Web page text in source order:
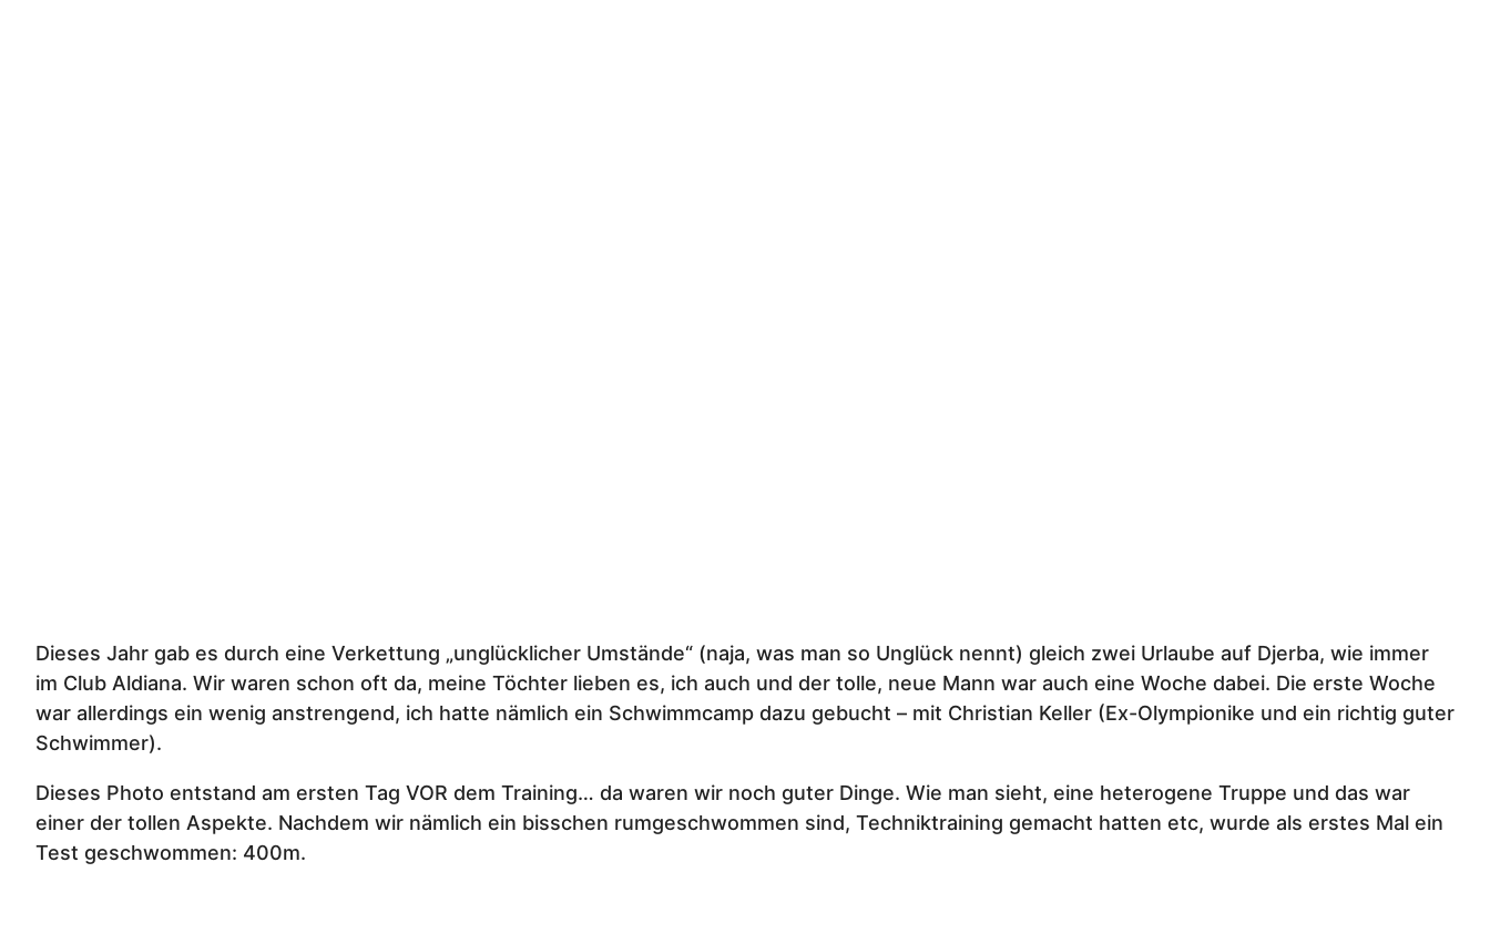
Dieses Jahr gab es durch eine Verkettung „unglücklicher Umstände“ (naja, was man so Unglück nennt) gleich zwei Urlaube auf Djerba, wie immer
im Club Aldiana. Wir waren schon oft da, meine Töchter lieben es, ich auch und der tolle, neue Mann war auch eine Woche dabei. Die erste Woche
war allerdings ein wenig anstrengend, ich hatte nämlich ein Schwimmcamp dazu gebucht – mit Christian Keller (Ex-Olympionike und ein richtig guter
Schwimmer).
Dieses Photo entstand am ersten Tag VOR dem Training… da waren wir noch guter Dinge. Wie man sieht, eine heterogene Truppe und das war
einer der tollen Aspekte. Nachdem wir nämlich ein bisschen rumgeschwommen sind, Techniktraining gemacht hatten etc, wurde als erstes Mal ein
Test geschwommen: 400m.